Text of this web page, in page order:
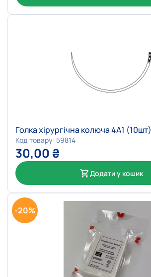
Голка хірургічна колюча 4А1 (10шт)
Код товару: 59814
30,00 ₴
Додати у кошик
-20%